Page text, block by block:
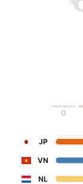
0
JP
VN
NL